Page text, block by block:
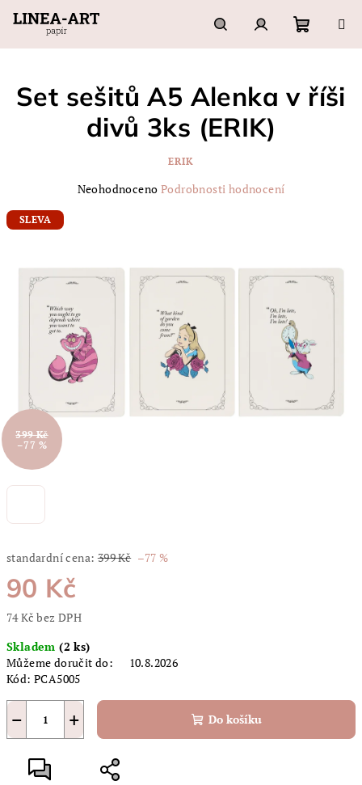
HledatPřihlášení
košík
standardní cena: 399 Kč –77 %
90 Kč
74 Kč bez DPH
cena:
Skladem(2 ks)
Můžeme doručit do:
10.8.2026
Kód: PCA5005
+
− Do košíku
Set sešitů A5 Alenka v říši
divů 3ks (ERIK)
ERIK
Průměrné
z
5
Neohodnoceno Podrobnosti hodnocení
SLEVA
399 Kč
–77 %